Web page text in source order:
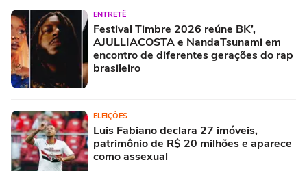
ENTRETÊ
Festival Timbre 2026 reúne BK’,
AJULLIACOSTA e NandaTsunami em
encontro de diferentes gerações do rap
brasileiro
ELEIÇÕES
Luis Fabiano declara 27 imóveis,
patrimônio de R$ 20 milhões e aparece
como assexual